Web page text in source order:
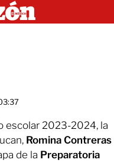
escolar 2023-2024, la
Romina Contreras
de la Preparatoria